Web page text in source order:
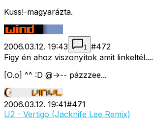
Kuss!-magyarázta.
2006.03.12. 19:43 1 #472
Figy én ahoz viszonyítok amit linkeltél....
[O.o] ^^ :D @->-- pázzzee...
2006.03.12. 19:41#471
U2 - Vertigo (Jacknife Lee Remix)